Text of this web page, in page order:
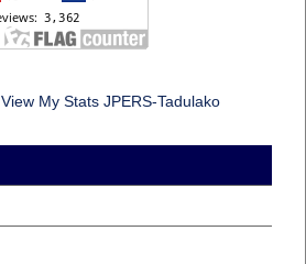
View My Stats JPERS-Tadulako